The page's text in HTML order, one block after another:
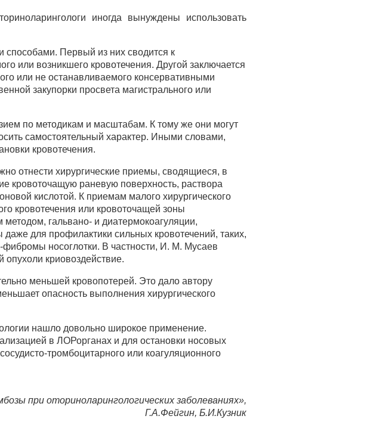
иногда вынуждены использовать
Первый из них сводится к
или возникшего кровотечения. Другой заключается
или не останавливаемого консервативными
закупорки просвета магистрального или
по методикам и масштабам. К тому же они могут
самостоятельный характер. Иными словами,
кровотечения.
отнести хирургические приемы, сводящиеся, в
кровоточащую раневую поверхность, раствора
кислотой. К приемам малого хирургического
кровотечения или кровоточащей зоны
гальвано- и диатермокоагуляции,
для профилактики сильных кровотечений, таких,
носоглотки. В частности, И. М. Мусаев
криовоздействие.
меньшей кровопотерей. Это дало автору
опасность выполнения хирургического
нашло довольно широкое применение.
в ЛОРорганах и для остановки носовых
тромбоцитарного или коагуляционного
при оториноларингологических заболеваниях»,
Г.А.Фейгин, Б.И.Кузник